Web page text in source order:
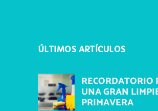
ÚLTIMOS ARTÍCULOS
RECORDATORIO
UNA GRAN
PRIMAVERA